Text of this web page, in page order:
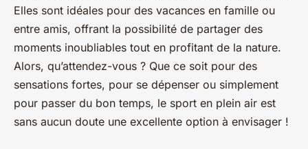
Elles sont idéales pour des vacances en famille ou
entre amis, offrant la possibilité de partager des
moments inoubliables tout en profitant de la nature.
Alors, qu’attendez-vous ? Que ce soit pour des
sensations fortes, pour se dépenser ou simplement
pour passer du bon temps, le sport en plein air est
sans aucun doute une excellente option à envisager !